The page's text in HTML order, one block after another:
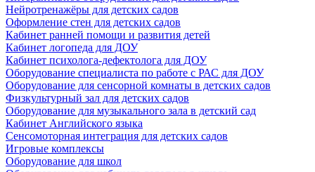
Нейротренажёры для детских садов
Оформление стен для детских садов
Кабинет ранней помощи и развития детей
Кабинет логопеда для ДОУ
Кабинет психолога-дефектолога для ДОУ
Оборудование специалиста по работе с РАС для ДОУ
Оборудование для сенсорной комнаты в детских садов
Физкультурный зал для детских садов
Оборудование для музыкального зала в детский сад
Кабинет Английского языка
Сенсомоторная интеграция для детских садов
Игровые комплексы
Оборудование для школ